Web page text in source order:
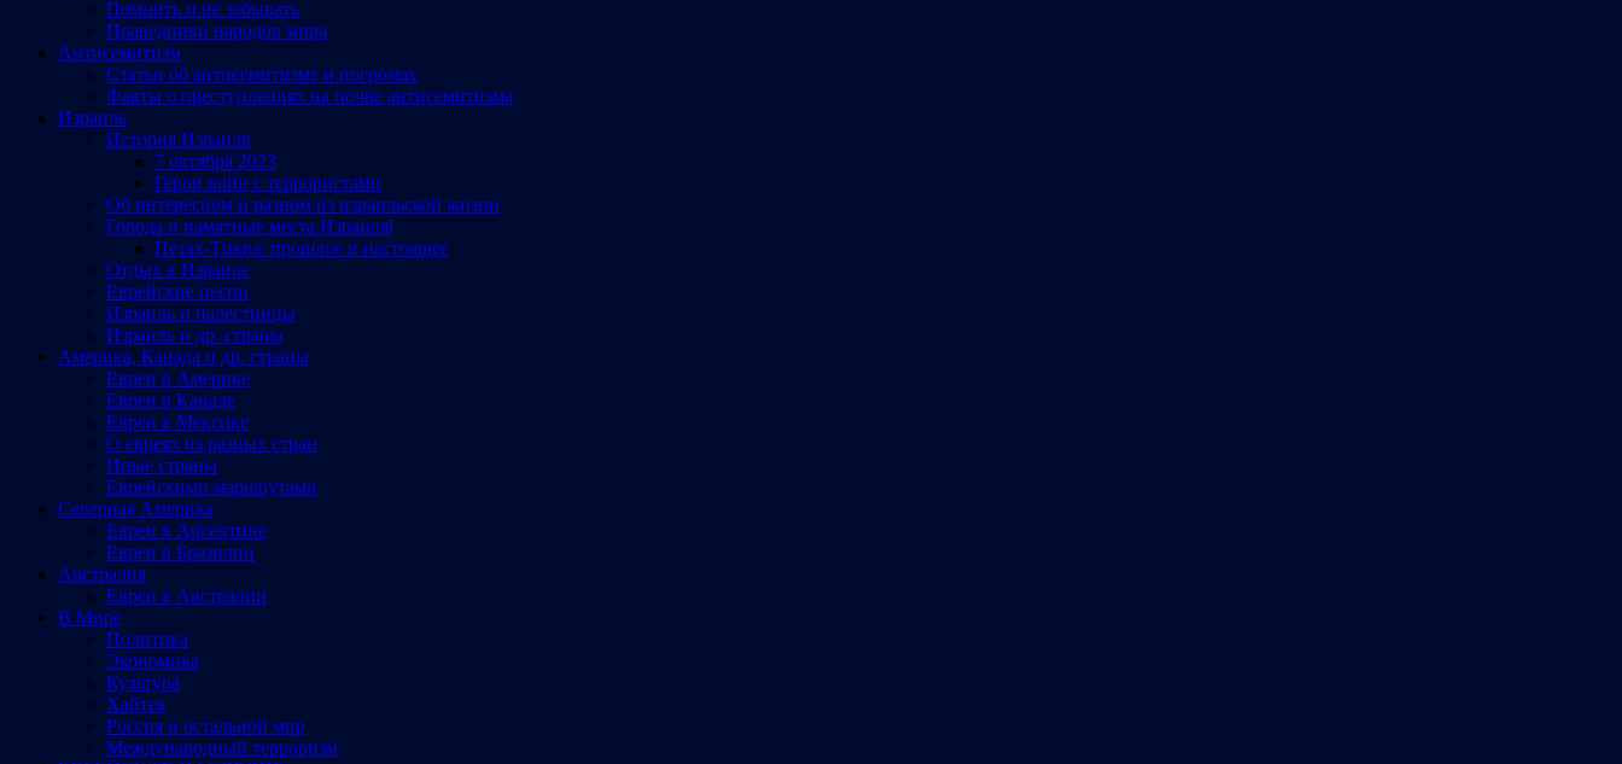
Помнить и не забывать
Праведники народов мира
Антисемитизм
Статьи об антисемитизме и погромах
Факты о преступлениях на почве антисемитизма
Израиль
История Израиля
7 октября 2023
Герои войн с террористами
Об интересном и разном из израильской жизни
Города и памятные места Израиляl
Петах-Тиква: прошлое и настоящее
Отдых в Израиле
Еврейские песни
Израиль и палестинцы
Израиль и др. страны
Америка, Канада и др. страны
Евреи в Америке
Евреи в Канаде
Евреи в Мексике
О евреях из разных стран
Иные страны
Еврейскими маршрутами
Северная Америка
Евреи в Аргентине
Евреи в Бразилии
Австралия
Евреи в Австралии
В Мире
Политика
Экономика
Культура
Хайтек
Россия и остальной мир
Международный терроризм